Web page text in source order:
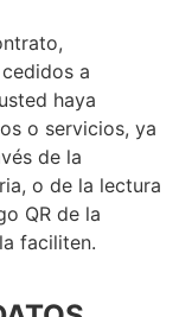
a
haya
o servicios, ya
de la
o de la lectura
QR de la
faciliten.